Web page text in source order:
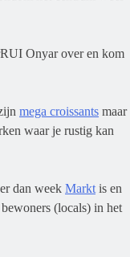
Onyar over en kom
mega croissants maar
waar je rustig kan
dan week Markt is en
(locals) in het